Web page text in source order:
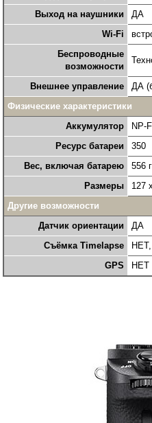
Выход на наушники
ДА
Wi-Fi
Беспроводные
возможности
Внешнее управление
ДА
Физические характеристики
Аккумулятор
NP-
Ресурс батареи
350
Вес, включая батарею
556 г
Размеры
127
Другие возможности
Датчик ориентации
ДА
Съёмка Timelapse
НЕТ,
GPS
НЕТ